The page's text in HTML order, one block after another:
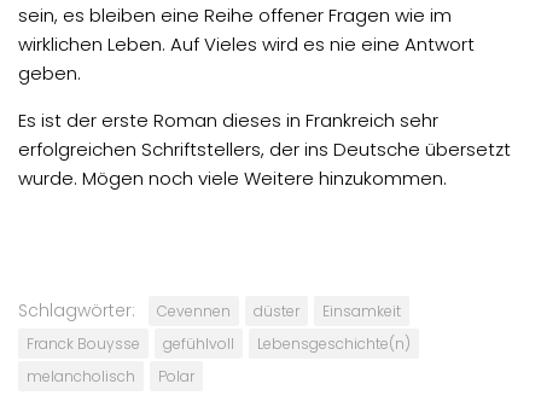
sein, es bleiben eine Reihe offener Fragen wie im
wirklichen Leben. Auf Vieles wird es nie eine Antwort
geben.
Es ist der erste Roman dieses in Frankreich sehr
erfolgreichen Schriftstellers, der ins Deutsche übersetzt
wurde. Mögen noch viele Weitere hinzukommen.
Schlagwörter: Cevennen düster
Einsamkeit
Franck Bouysse
gefühlvoll
Lebensgeschichte(n)
melancholisch
Polar